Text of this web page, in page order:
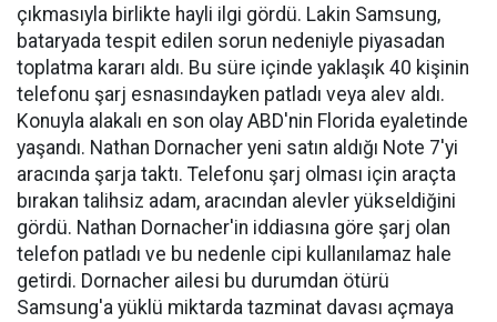
çıkmasıyla birlikte hayli ilgi gördü. Lakin Samsung,
bataryada tespit edilen sorun nedeniyle piyasadan
toplatma kararı aldı. Bu süre içinde yaklaşık 40 kişinin
telefonu şarj esnasındayken patladı veya alev aldı.
Konuyla alakalı en son olay ABD'nin Florida eyaletinde
yaşandı. Nathan Dornacher yeni satın aldığı Note 7'yi
aracında şarja taktı. Telefonu şarj olması için araçta
bırakan talihsiz adam, aracından alevler yükseldiğini
gördü. Nathan Dornacher'in iddiasına göre şarj olan
telefon patladı ve bu nedenle cipi kullanılamaz hale
getirdi. Dornacher ailesi bu durumdan ötürü
Samsung'a yüklü miktarda tazminat davası açmaya